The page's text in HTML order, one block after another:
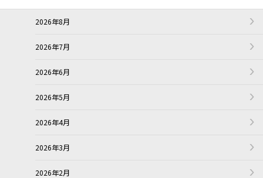
2026年8月
2026年7月
2026年6月
2026年5月
2026年4月
2026年3月
2026年2月